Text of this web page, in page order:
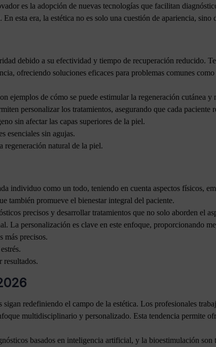
es la adopción de nuevas tecnologías que facilitan
esta era, la estética no es solo una cuestión de apariencia,
debido a su efectividad y tiempo de recuperación reducido.
ofreciendo soluciones eficaces para problemas comunes
ejemplos de cómo se puede estimular la regeneración cutánea y
personalizar los tratamientos, asegurando que cada paciente
sin afectar las capas superiores de la piel.
esenciales sin agujas.
regeneración natural de la piel.
individuo como un todo, teniendo en cuenta aspectos físicos,
también promueve el bienestar integral del paciente.
precisos y desarrollar tratamientos que no solo aborden el
La personalización es clave en este enfoque, proporcionando
más precisos.
resultados.
sigan redefiniendo el campo de la estética. Los profesionales
multidisciplinario y personalizado. Esta tendencia permite
basados en inteligencia artificial, y la bioestimulación son